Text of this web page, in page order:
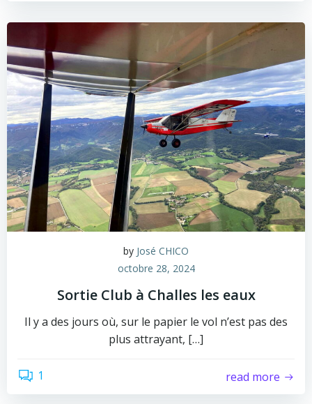
by José CHICO
octobre 28, 2024
Sortie Club à Challes les eaux
Il y a des jours où, sur le papier le vol n’est pas des
plus attrayant, […]
1 read more